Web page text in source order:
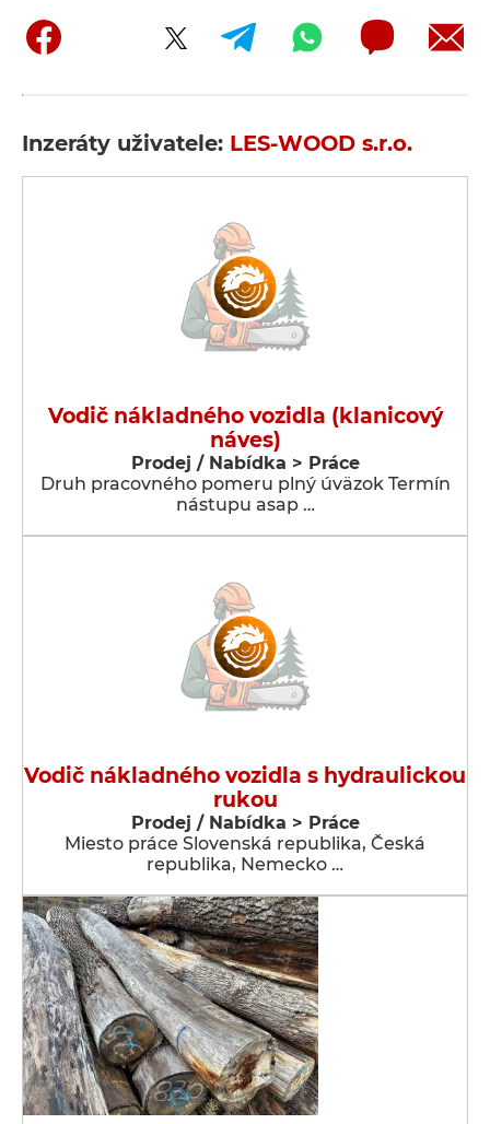
Inzeráty uživatele: LES-WOOD s.r.o.
Vodič nákladného vozidla (klanicový
náves)
Prodej / Nabídka > Práce
Druh pracovného pomeru plný úväzok Termín
nástupu asap …
Vodič nákladného vozidla s hydraulickou
rukou
Prodej / Nabídka > Práce
Miesto práce Slovenská republika, Česká
republika, Nemecko …